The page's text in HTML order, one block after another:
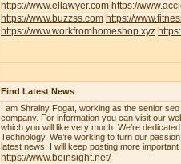
https://www.ellawyer.com https://
https://www.buzzss.com https://
https://www.workfromhomeshop.xyz
Find Latest News
I am Shrainy Fogat, working as the senior
company. For information you can visit our
which you will like very much. We’re
Technology. We’re working to turn our
latest news. I will keep posting more
https://www.beinsight.net/